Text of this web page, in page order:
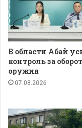
В области Абай
контроль за
оружия
07.08.2026